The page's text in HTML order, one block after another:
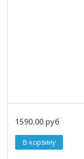
1590.00 руб